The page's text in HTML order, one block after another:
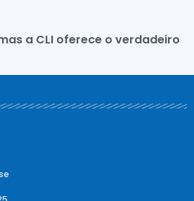
a CLI oferece o verdadeiro